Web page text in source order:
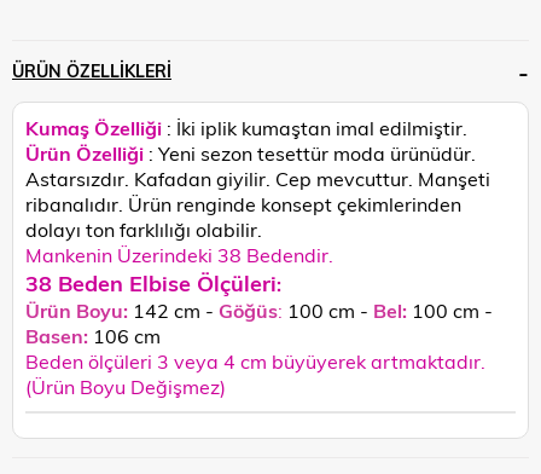
ÜRÜN ÖZELLIKLERI
Kumaş Özelliği : İki iplik kumaştan imal edilmiştir.
Ürün Özelliği : Yeni sezon tesettür moda ürünüdür.
Astarsızdır. Kafadan giyilir. Cep mevcuttur. Manşeti
ribanalıdır. Ürün renginde konsept çekimlerinden
dolayı ton farklılığı olabilir.
Mankenin Üzerindeki 38 Bedendir.
38 Beden Elbise Ölçüleri:
Ürün Boyu: 142 cm - Göğüs: 100 cm - Bel: 100 cm -
Basen: 106 cm
Beden ölçüleri 3 veya 4 cm büyüyerek artmaktadır.
(Ürün Boyu Değişmez)